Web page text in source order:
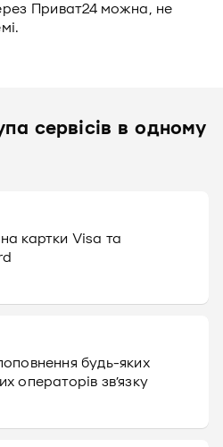
Приват24 можна, не
сервісів в одному
картки Visa та
будь-яких
операторів зв’язку